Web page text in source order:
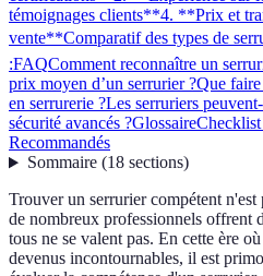
témoignages clients**4. **Prix et
vente**Comparatif des types de
:FAQComment reconnaître un
prix moyen d’un serrurier ?Que
en serrurerie ?Les serruriers
sécurité avancés ?Glossaire
Recommandés
Sommaire(18 sections)
Trouver un serrurier compétent
de nombreux professionnels offrent
tous ne se valent pas. En cette ère
devenus incontournables, il est